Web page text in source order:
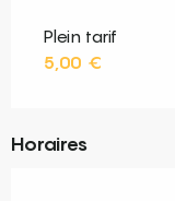
Plein tarif
5,00 €
Horaires